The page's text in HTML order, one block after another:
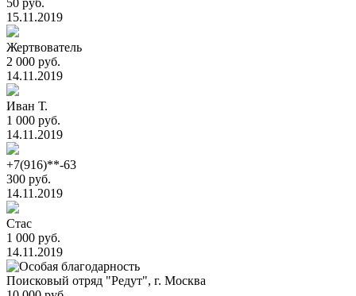
50 руб.
15.11.2019
Жертвователь
2 000 руб.
14.11.2019
Иван Т.
1 000 руб.
14.11.2019
+7(916)**-63
300 руб.
14.11.2019
Стас
1 000 руб.
14.11.2019
Поисковый отряд "Редут", г. Москва